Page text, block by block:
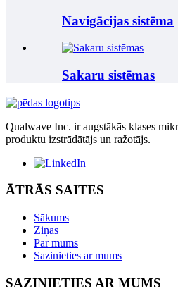
Navigācijas sistēma
Sakaru sistēmas
Qualwave Inc. ir augstākās klases
produktu izstrādātājs un ražotājs.
ĀTRĀS SAITES
Sākums
Ziņas
Par mums
Sazinieties ar mums
SAZINIETIES AR MUMS